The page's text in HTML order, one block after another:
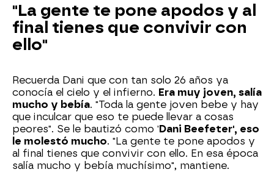
"La gente te pone apodos y al
final tienes que convivir con
ello"
Recuerda Dani que con tan solo 26 años ya
conocía el cielo y el infierno. Era muy joven, salía
mucho y bebía. "Toda la gente joven bebe y hay
que inculcar que eso te puede llevar a cosas
peores". Se le bautizó como 'Dani Beefeter', eso
le molestó mucho. "La gente te pone apodos y
al final tienes que convivir con ello. En esa época
salía mucho y bebía muchísimo", mantiene.